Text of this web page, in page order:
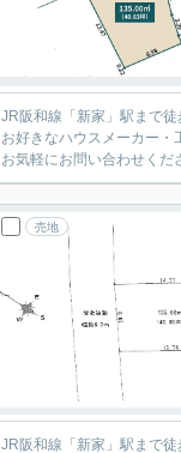
JR阪和線「新家」駅まで徒
お好きなハウスメーカー・
お気軽にお問い合わせくだ
売地
JR阪和線「新家」駅まで徒